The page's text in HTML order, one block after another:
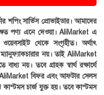
শপিং সার্ভিস প্রোভাইডার। আমাদের
পণ্য এনে দেওয়া। AliMarket এ
ওয়েবসাইট থেকে সংগৃহীত। অর্থাৎ
নয়। তাই AliMarket
নয়। তবে গ্রাহক স্বার্থ রক্ষার্থে
AliMarket বিফর এবং আফটার সেলস
কাস্টমস চার্জ যুক্ত হয়। তবে কাস্টমস